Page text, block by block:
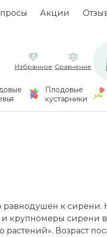
Акции
0
Избранное Сравнение
Плодовые
кустарники
к сирени.
и крупномеры сирени
Возраст